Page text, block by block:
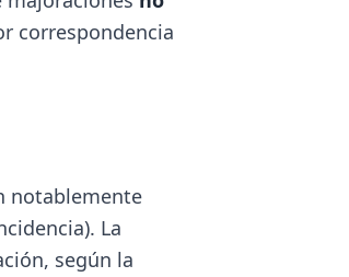
correspondencia
notablemente
La
según la